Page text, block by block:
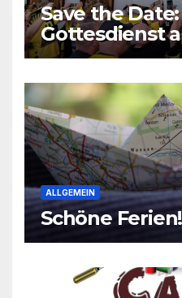
Save the Date:
Gottesdienst
2026
ALLGEMEIN
Schöne Ferien!